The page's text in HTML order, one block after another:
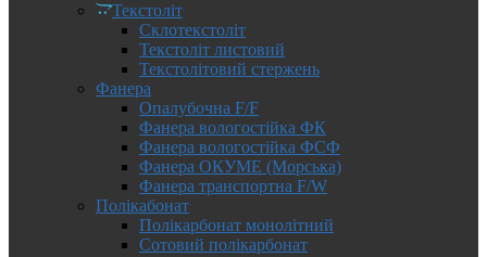
Текстоліт
Склотекстоліт
Текстоліт листовий
Текстолітовий стержень
Фанера
Опалубочна F/F
Фанера вологостійка ФК
Фанера вологостійка ФСФ
Фанера ОКУМЕ (Морська)
Фанера транспортна F/W
Полікабонат
Полікарбонат монолітний
Сотовий полікарбонат